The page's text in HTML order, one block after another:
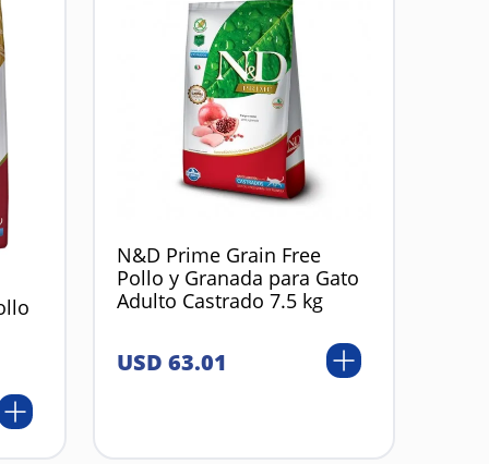
N&D Prime Grain Free
Pollo y Granada para Gato
Adulto Castrado 7.5 kg
USD 63.01